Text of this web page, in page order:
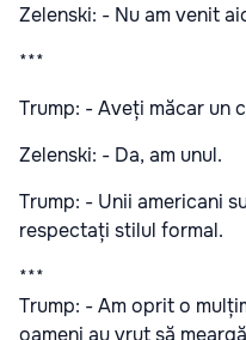
Zelenski: - Nu am venit
***
Trump: - Aveți măcar un
Zelenski: - Da, am unul.
Trump: - Unii americani
respectați stilul formal.
***
Trump: - Am oprit o
oameni au vrut să